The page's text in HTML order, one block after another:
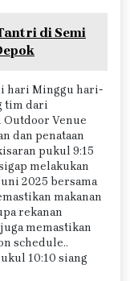
di Semi
hari Minggu hari-
tim dari
Outdoor Venue
dan penataan
pukul 9:15
melakukan
2025 bersama
makanan
rekanan
memastikan
schedule..
10:10 siang